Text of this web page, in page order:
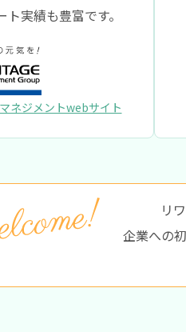
実績も豊富です。
ネジメントwebサイト
リ
企業への